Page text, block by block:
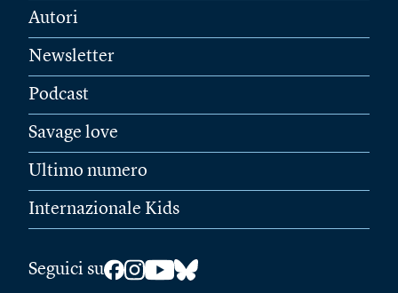
Autori
Newsletter
Podcast
Savage love
Ultimo numero
Internazionale Kids
Seguici su